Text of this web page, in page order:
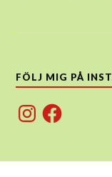
FÖLJ MIG PÅ
InstagramFacebook